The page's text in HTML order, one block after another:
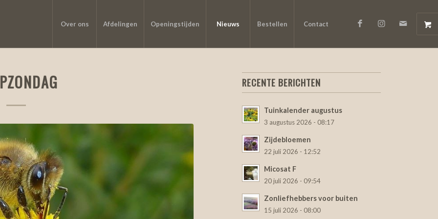
Over ons Afdelingen Openingstijden Nieuws Bestellen Contact
RECENTE BERICHTEN
Tuinkalender augustus
3 augustus 2026 - 08:17
Zijdebloemen
22 juli 2026 - 12:52
Micosat F
20 juli 2026 - 09:54
Zonliefhebbers voor buiten
15 juli 2026 - 08:00